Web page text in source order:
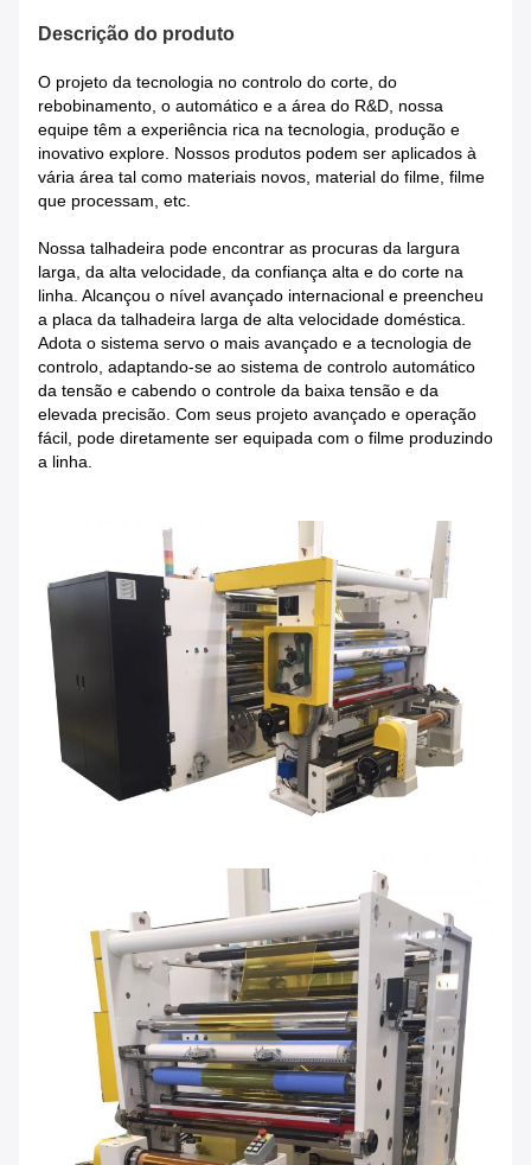
Descrição do produto
O projeto da tecnologia no controlo do corte, do
rebobinamento, o automático e a área do R&D, nossa
equipe têm a experiência rica na tecnologia, produção e
inovativo explore. Nossos produtos podem ser aplicados à
vária área tal como materiais novos, material do filme, filme
que processam, etc.
Nossa talhadeira pode encontrar as procuras da largura
larga, da alta velocidade, da confiança alta e do corte na
linha. Alcançou o nível avançado internacional e preencheu
a placa da talhadeira larga de alta velocidade doméstica.
Adota o sistema servo o mais avançado e a tecnologia de
controlo, adaptando-se ao sistema de controlo automático
da tensão e cabendo o controle da baixa tensão e da
elevada precisão. Com seus projeto avançado e operação
fácil, pode diretamente ser equipada com o filme produzindo
a linha.